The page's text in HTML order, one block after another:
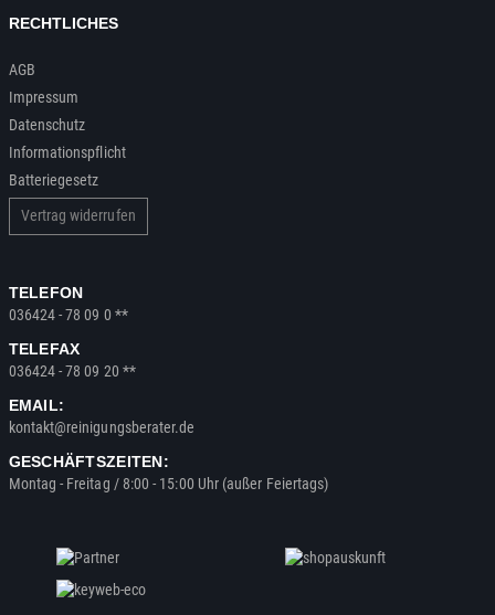
RECHTLICHES
AGB
Impressum
Datenschutz
Informationspflicht
Batteriegesetz
Vertrag widerrufen
TELEFON
036424 - 78 09 0 **
TELEFAX
036424 - 78 09 20 **
EMAIL:
kontakt@reinigungsberater.de
GESCHÄFTSZEITEN:
Montag - Freitag / 8:00 - 15:00 Uhr (außer Feiertags)